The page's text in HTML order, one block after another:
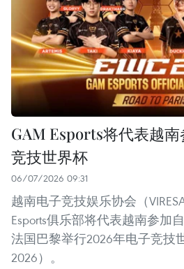
GAM Esports将代表越
竞技世界杯
06/07/2026 09:31
越南电子竞技娱乐协会（
Esports俱乐部将代表越南参加
法国巴黎举行2026年电子竞技
2026）。